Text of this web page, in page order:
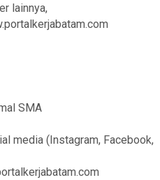
lainnya,
SMA
media (Instagram, Facebook,